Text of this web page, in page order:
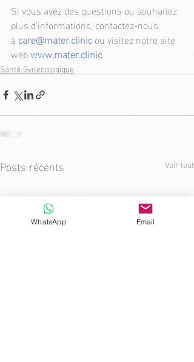
Si vous avez des questions ou souhaitez
plus d’informations, contactez-nous
à care@mater.clinic ou visitez notre site
web www.mater.clinic.
Santé Gynécologique
Posts récents Voir tout
WhatsApp Email